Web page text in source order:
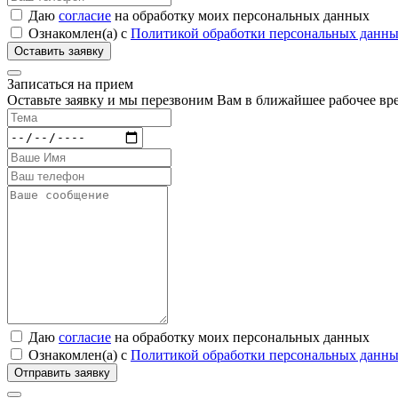
Даю согласие на обработку моих персональных данных
Ознакомлен(а) с Политикой обработки персональных
Записаться на прием
Оставьте заявку и мы перезвоним Вам в ближайшее рабочее
Даю согласие на обработку моих персональных данных
Ознакомлен(а) с Политикой обработки персональных